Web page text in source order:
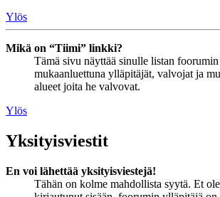
Ylös
Mikä on “Tiimi” linkki?
Tämä sivu näyttää sinulle listan
mukaanluettuna ylläpitäjät, valvojat ja
alueet joita he valvovat.
Ylös
Yksityisviestit
En voi lähettää yksityisviestejä!
Tähän on kolme mahdollista syytä. Et